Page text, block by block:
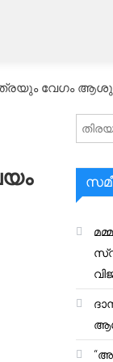
വേഗം